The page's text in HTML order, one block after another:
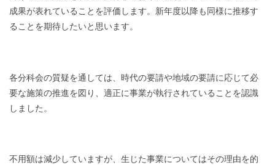
成果が表れていることを評価します。新年度以降も同様に推移す
ることを期待したいと思います。
各分科会の質疑を通しては、時代の要請や地域の要請に応じて必
要な施策の推進を図り、適正に事業が執行されていることを認識
しました。
不用額は減少していますが、生じた事業についてはその理由を的